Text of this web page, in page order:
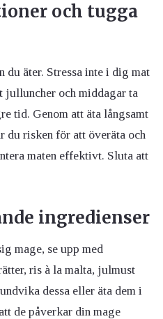
och tugga
du äter. Stressa inte i dig mat
och middagar ta
tid. Genom att äta långsamt
du risken för att överäta och
maten effektivt. Sluta att
ingredienser
mage, se upp med
ris à la malta, julmust
dessa eller äta dem i
de påverkar din mage